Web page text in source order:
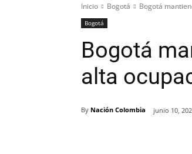
Inicio Bogotá Bogotá
Bogotá
Bogotá
alta
By Nación Colombia junio 10,